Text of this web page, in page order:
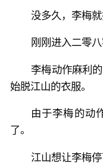
没多久，李梅就
刚刚进入二零
李梅动作麻利
始脱江山的衣服。
由于李梅的动
了。
江山想让李梅停